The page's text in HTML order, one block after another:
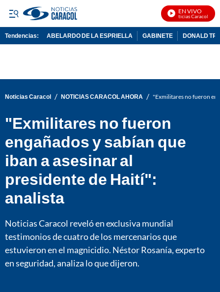
EN VIVO
Noticias Caracol En
Tendencias: ABELARDO DE LA ESPRIELLA GABINETE DONALD
Noticias Caracol / NOTICIAS CARACOL AHORA / "Exmilitares no fueron
"Exmilitares no fueron
engañados y sabían que
iban a asesinar al
presidente de Haití":
analista
Noticias Caracol reveló en exclusiva mundial
testimonios de cuatro de los mercenarios que
estuvieron en el magnicidio. Néstor Rosanía, experto
en seguridad, analiza lo que dijeron.